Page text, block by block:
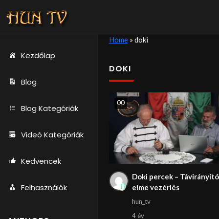
Kezdőlap
Blog
Blog Kategóriák
Videó Kategóriák
Kedvencek
Felhasználók
Home» doki
DOKI
00
Doki percek –
elme vezérlés
hun_tv
4 év